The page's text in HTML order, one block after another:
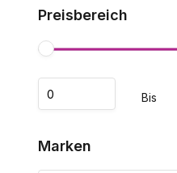
Preisbereich
Bis
Marken